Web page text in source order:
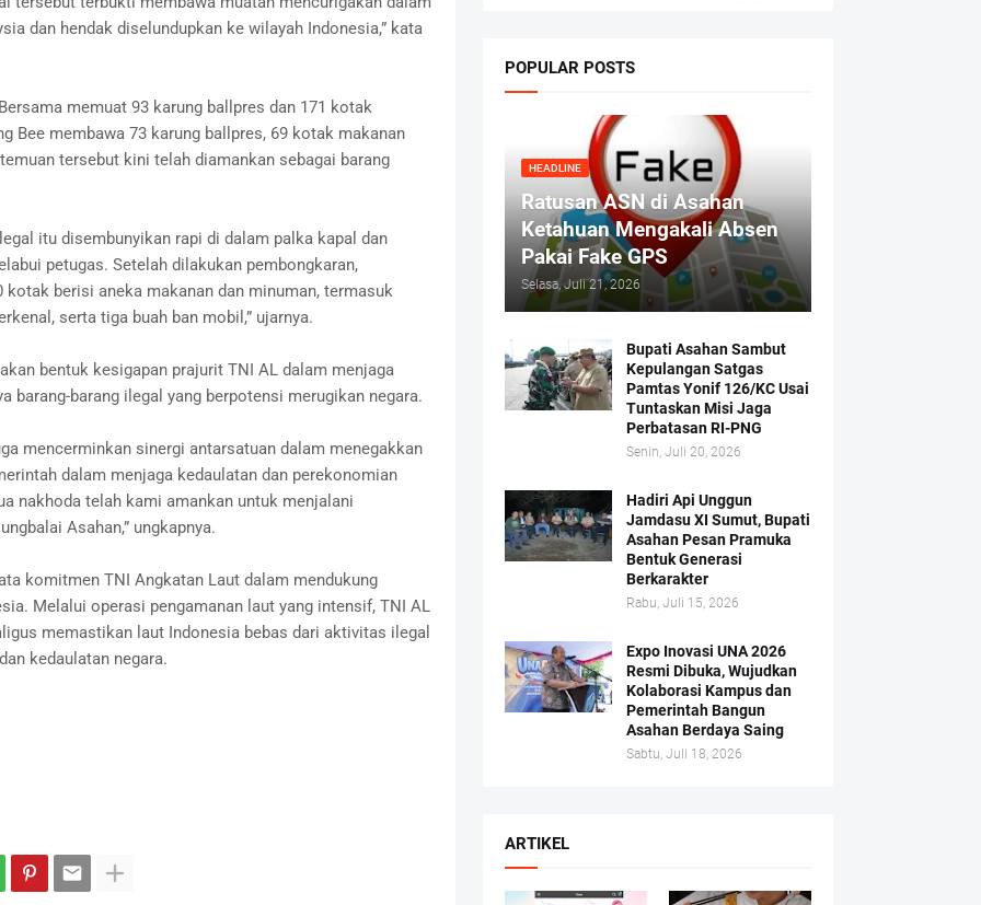
dan hendak diselundupkan ke wilayah Indonesia,” kata
memuat 93 karung ballpres dan 171 kotak
Bee membawa 73 karung ballpres, 69 kotak makanan
tersebut kini telah diamankan sebagai barang
itu disembunyikan rapi di dalam palka kapal dan
petugas. Setelah dilakukan pembongkaran,
berisi aneka makanan dan minuman, termasuk
serta tiga buah ban mobil,” ujarnya.
bentuk kesigapan prajurit TNI AL dalam menjaga
barang-barang ilegal yang berpotensi merugikan negara.
mencerminkan sinergi antarsatuan dalam menegakkan
dalam menjaga kedaulatan dan perekonomian
nakhoda telah kami amankan untuk menjalani
Asahan,” ungkapnya.
komitmen TNI Angkatan Laut dalam mendukung
Melalui operasi pengamanan laut yang intensif, TNI AL
memastikan laut Indonesia bebas dari aktivitas ilegal
kedaulatan negara.
POPULAR POSTS
HEADLINE
Ratusan ASN di Asahan
Ketahuan Mengakali Absen
Pakai Fake GPS
Selasa, Juli 21, 2026
Bupati Asahan Sambut
Kepulangan Satgas
Pamtas Yonif 126/KC Usai
Tuntaskan Misi Jaga
Perbatasan RI-PNG
Senin, Juli 20, 2026
Hadiri Api Unggun
Jamdasu XI Sumut, Bupati
Asahan Pesan Pramuka
Bentuk Generasi
Berkarakter
Rabu, Juli 15, 2026
Expo Inovasi UNA 2026
Resmi Dibuka, Wujudkan
Kolaborasi Kampus dan
Pemerintah Bangun
Asahan Berdaya Saing
Sabtu, Juli 18, 2026
ARTIKEL